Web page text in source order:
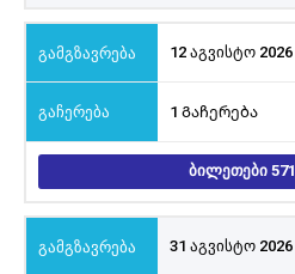
12 აგვისტო 2026
1 Გაჩერება
ᲑᲘᲚᲔᲗᲔᲑᲘ 571
31 აგვისტო 2026